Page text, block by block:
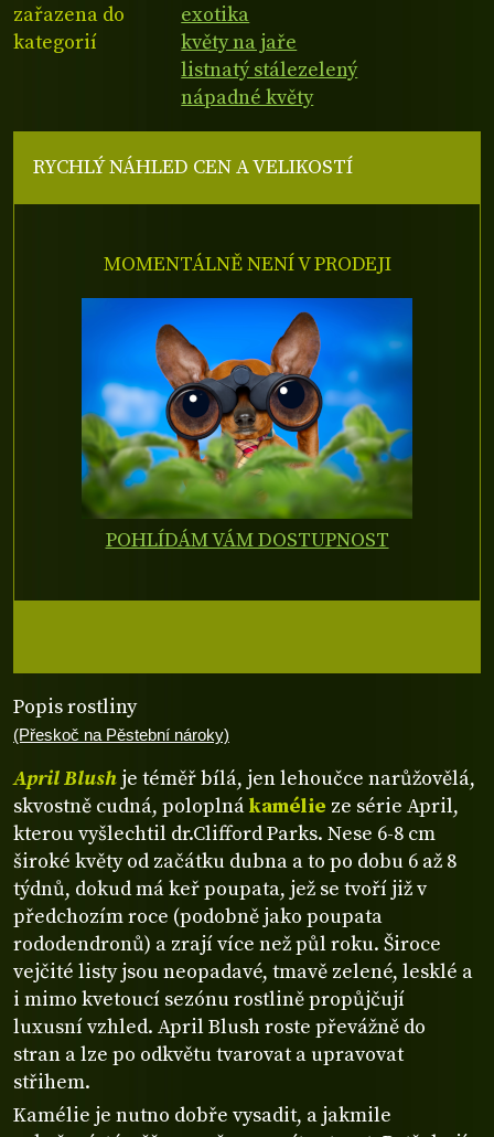
zařazena do
kategorií
exotika
květy na jaře
listnatý stálezelený
nápadné květy
Popis rostliny
(Přeskoč na Pěstební nároky)
April Blush je téměř bílá, jen lehoučce narůžovělá,
skvostně cudná, poloplnákamélie ze série April,
kterou vyšlechtil dr.Clifford Parks. Nese 6-8 cm
široké květy od začátku dubna a to po dobu 6 až 8
týdnů, dokud má keř poupata, jež se tvoří již v
předchozím roce (podobně jako poupata
rododendronů) a zrají více než půl roku. Široce
vejčité listy jsou neopadavé, tmavě zelené, lesklé a
i mimo kvetoucí sezónu rostlině propůjčují
luxusní vzhled. April Blush roste převážně do
stran a lze po odkvětu tvarovat a upravovat
střihem.
Kamélie je nutno dobře vysadit, a jakmile
RYCHLÝ NÁHLED CEN A VELIKOSTÍ
MOMENTÁLNĚ NENÍ V PRODEJI
POHLÍDÁM VÁM DOSTUPNOST